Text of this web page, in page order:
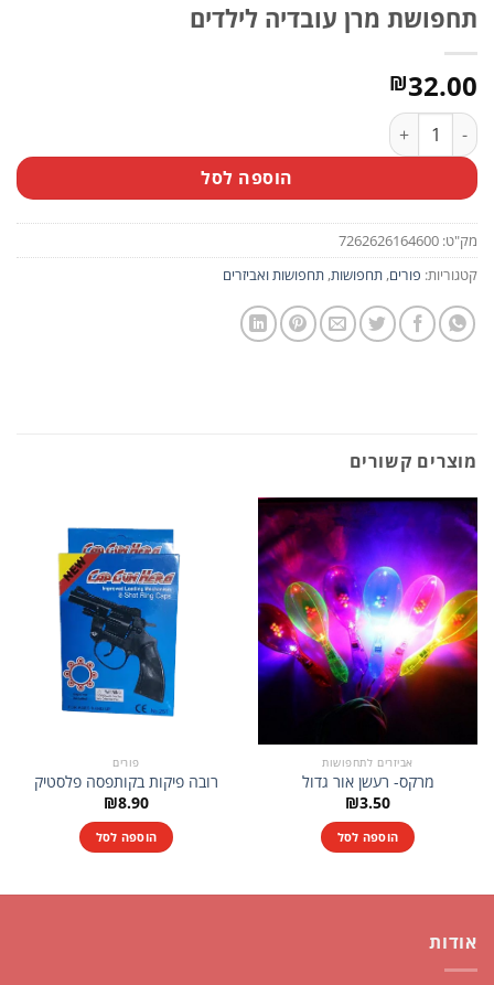
תחפושת מרן עובדיה לילדים
₪32.00
כמות של תחפושת מרן עובדיה לילדים
הוספה לסל
מק"ט: 7262626164600
קטגוריות: פורים, תחפושות, תחפושות ואביזרים
מוצרים קשורים
אביזרים לתחפושות
מרקס- רעשן אור גדול
₪3.50
הוספה לסל
פורים
רובה פיקות בקותפסה פלסטיק
₪8.90
הוספה לסל
אודות